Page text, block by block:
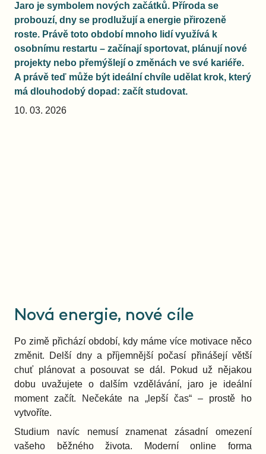
Jaro je symbolem nových začátků. Příroda se
probouzí, dny se prodlužují a energie přirozeně
roste. Právě toto období mnoho lidí využívá k
osobnímu restartu – začínají sportovat, plánují nové
projekty nebo přemýšlejí o změnách ve své kariéře.
A právě teď může být ideální chvíle udělat krok, který
má dlouhodobý dopad: začít studovat.
10. 03. 2026
Nová energie, nové cíle
Po zimě přichází období, kdy máme více motivace něco
změnit. Delší dny a příjemnější počasí přinášejí větší
chuť plánovat a posouvat se dál. Pokud už nějakou
dobu uvažujete o dalším vzdělávání, jaro je ideální
moment začít. Nečekáte na „lepší čas“ – prostě ho
vytvoříte.
Studium navíc nemusí znamenat zásadní omezení
vašeho běžného života. Moderní online forma